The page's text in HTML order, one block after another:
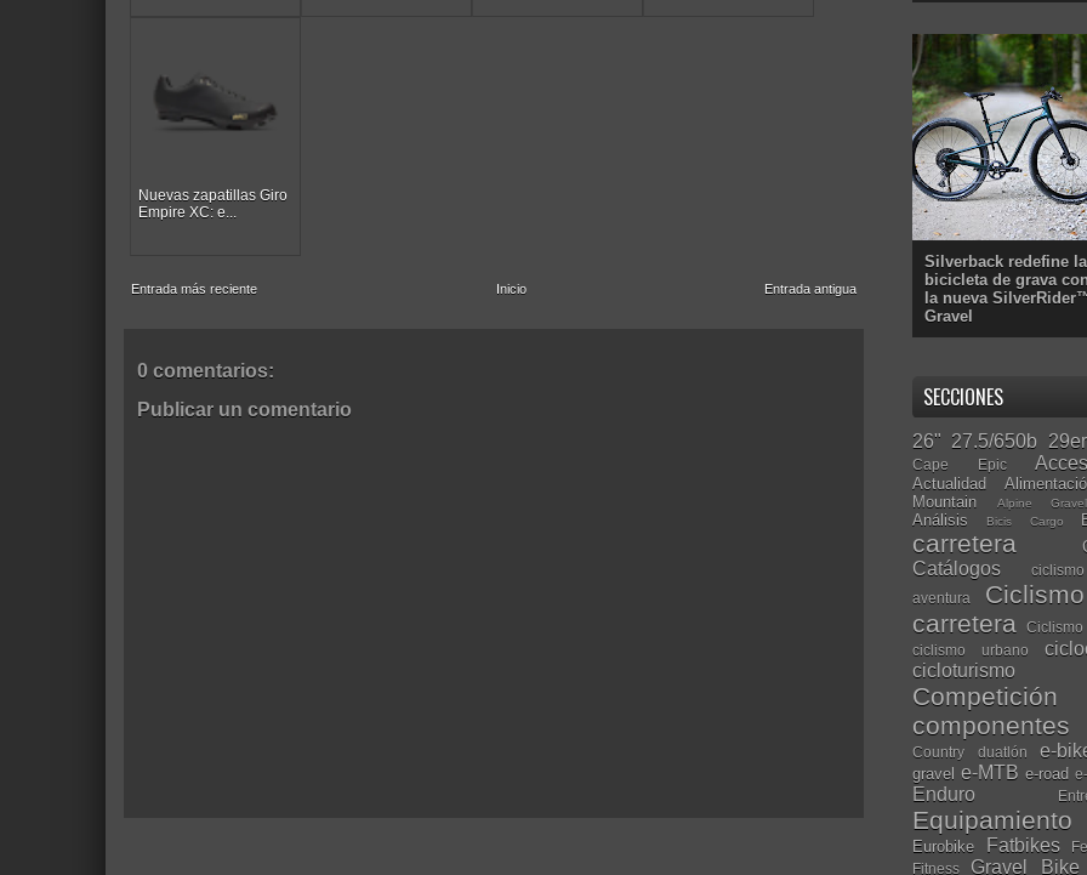
Nuevas zapatillas Giro
Empire XC: e...
Entrada más reciente Entrada antigua
Inicio
0 comentarios:
Publicar un comentario
Silverback redefine la
bicicleta de grava
la nueva
Gravel
SECCIONES
26" 27.5/650b 29er
Cape Epic
Actualidad
Mountain
Alpine
Análisis Bicis Cargo
carretera
Catálogos
aventura
carretera
Ciclismo
ciclismo urbano
cicloturismo
Competición
componentes
Country duatlón e-
gravel e-MTB e-road
Enduro
Equipamiento
Eurobike Fatbikes
Fitness
Gravel Bike